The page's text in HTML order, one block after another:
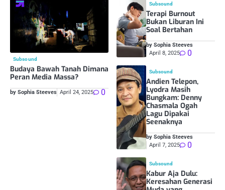
Subsound
Budaya Bawah Tanah Dimana
Peran Media Massa?
by Sophia Steeves April 24, 2025 0
Subsound
Terapi Burnout
Bukan Liburan Ini
Soal Bertahan
by Sophia Steeves
April 8, 2025
0
Subsound
Andien Telepon,
Lyodra Masih
Bungkam: Denny
Chasmala Ogah
Lagu Dipakai
Seenaknya
by Sophia Steeves
April 7, 2025
0
Subsound
Kabur Aja Dulu:
Keresahan Generasi